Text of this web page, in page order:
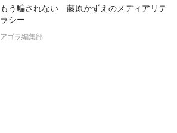
もう騙されない 藤原かずえのメディアリテ
ラシー
アゴラ編集部